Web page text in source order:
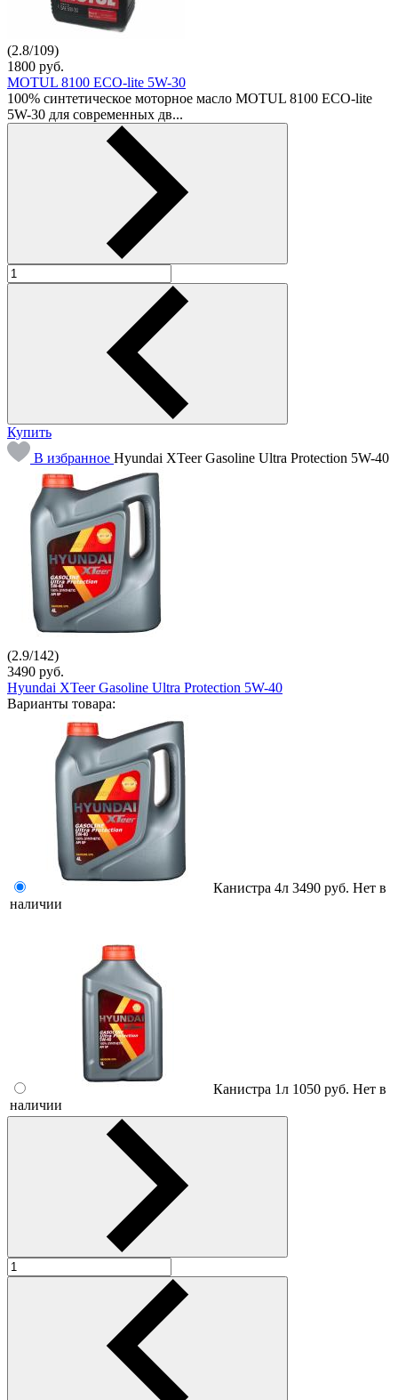
(2.8/109)
1800 руб.
MOTUL 8100 ECO-lite 5W-30
100% синтетическое моторное масло MOTUL 8100 ECO-lite
5W-30 для современных дв...
Купить
В избранное Hyundai XTeer Gasoline Ultra Protection 5W-40
(2.9/142)
3490 руб.
Hyundai XTeer Gasoline Ultra Protection 5W-40
Варианты товара:
Канистра 4л 3490 руб. Нет в
наличии
Канистра 1л 1050 руб. Нет в
наличии